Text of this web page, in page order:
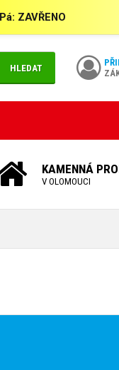
ZAVŘENO
HLEDAT
KAMENNÁ
V OLOMOUCI